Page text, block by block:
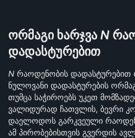
ორმაგი ხარჯვა N
დადასტურებით
N რაოდენობის დადასტურებით
ნულოვანი დადასტურების
თუმცა საჭიროებს უკეთ
ვალიდურად ჩათვლის, ბევრი
დაელოდოს გარკვეული
ამ პირობებისთვის გვერდის